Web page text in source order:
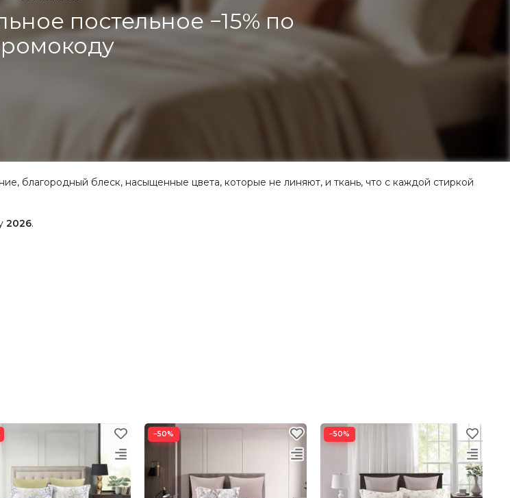
постельное −15% по
благородный блеск, насыщенные цвета, которые не линяют, и ткань, что с каждой стиркой
2026.
−50% −50%